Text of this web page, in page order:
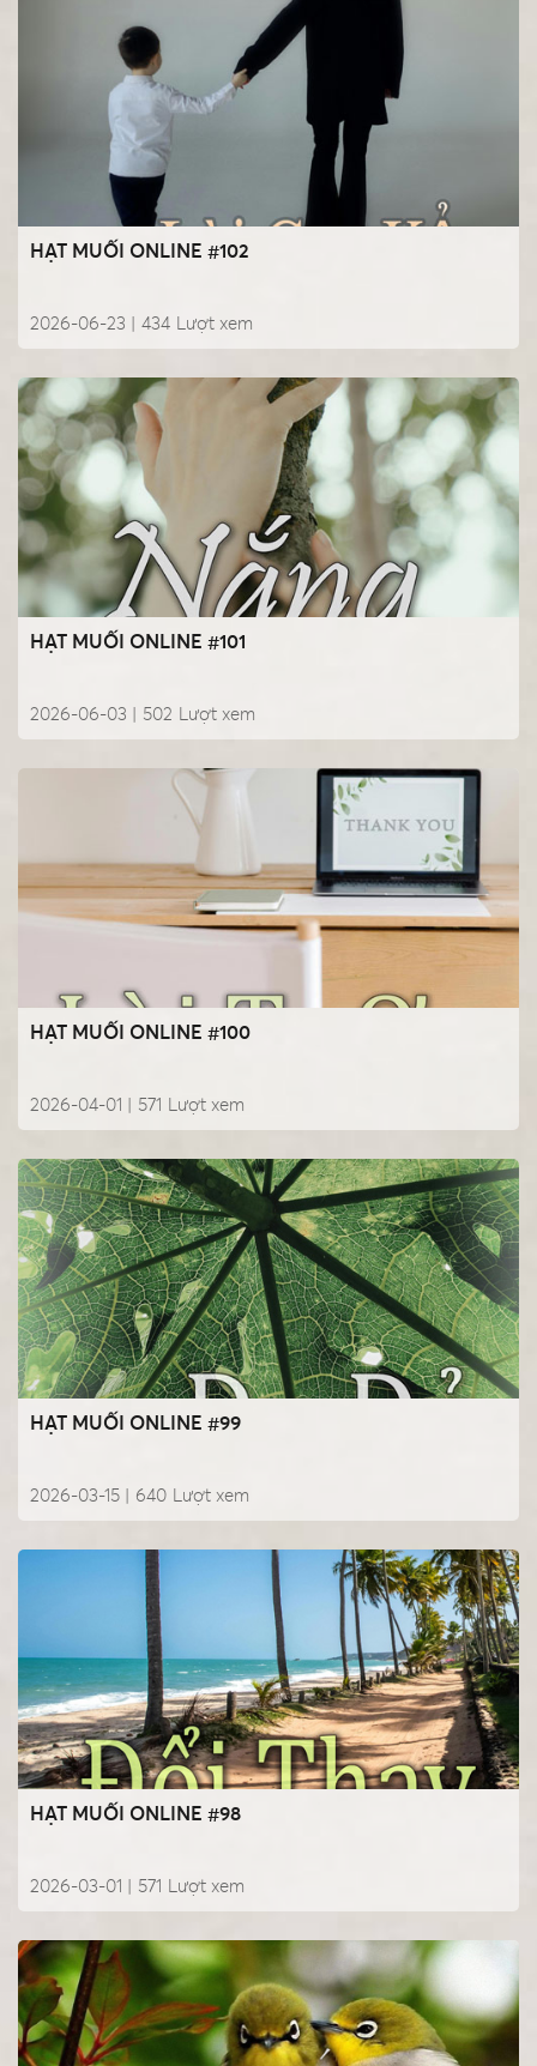
HẠT MUỐI ONLINE #102
2026-06-23 | Lượt xem
434
HẠT MUỐI ONLINE #101
2026-06-03 | Lượt xem
502
HẠT MUỐI ONLINE #100
2026-04-01 | Lượt xem
571
HẠT MUỐI ONLINE #99
2026-03-15 | Lượt xem
640
HẠT MUỐI ONLINE #98
2026-03-01 | Lượt xem
571